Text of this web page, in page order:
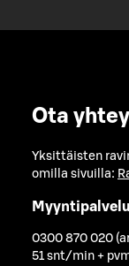
Ota
Yksittäisten
omilla sivuilla:
0300 870 020
51 snt/min +